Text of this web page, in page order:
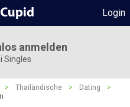
Login
anmelden
Singles
> Thailändische > Dating
>